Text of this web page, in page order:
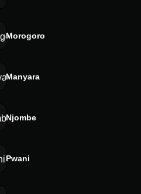
Morogoro
Manyara
Njombe
Pwani